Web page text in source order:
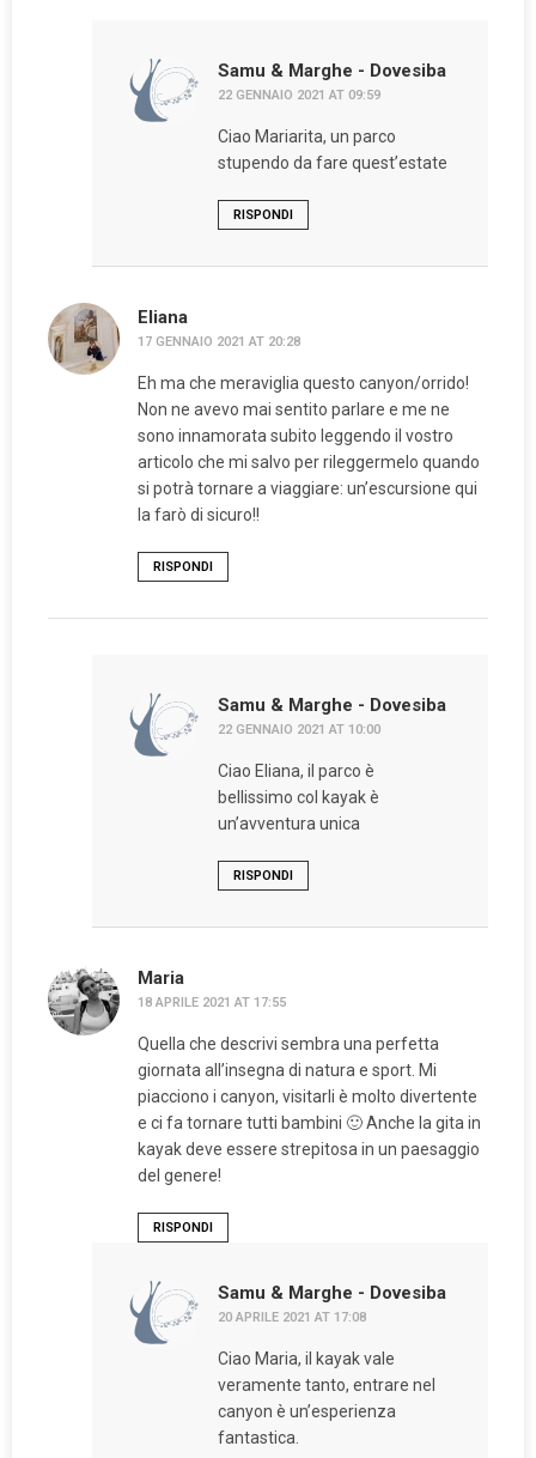
Samu & Marghe - Dovesiba
22 GENNAIO 2021 AT 09:59
Ciao Mariarita, un parco
stupendo da fare quest’estate
RISPONDI
Eliana
17 GENNAIO 2021 AT 20:28
Eh ma che meraviglia questo canyon/orrido!
Non ne avevo mai sentito parlare e me ne
sono innamorata subito leggendo il vostro
articolo che mi salvo per rileggermelo quando
si potrà tornare a viaggiare: un’escursione qui
la farò di sicuro!!
RISPONDI
Samu & Marghe - Dovesiba
22 GENNAIO 2021 AT 10:00
Ciao Eliana, il parco è
bellissimo col kayak è
un’avventura unica
RISPONDI
Maria
18 APRILE 2021 AT 17:55
Quella che descrivi sembra una perfetta
giornata all’insegna di natura e sport. Mi
piacciono i canyon, visitarli è molto divertente
e ci fa tornare tutti bambini 🙂 Anche la gita in
kayak deve essere strepitosa in un paesaggio
del genere!
RISPONDI
Samu & Marghe - Dovesiba
20 APRILE 2021 AT 17:08
Ciao Maria, il kayak vale
veramente tanto, entrare nel
canyon è un’esperienza
fantastica.